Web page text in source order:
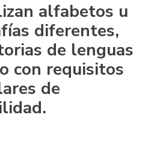
alfabetos u
diferentes,
de lenguas
con requisitos
de